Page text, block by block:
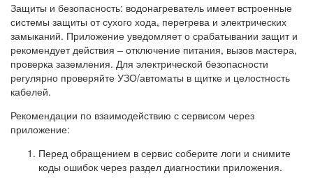
Защиты и безопасность: водонагреватель имеет встроенные
системы защиты от сухого хода, перегрева и электрических
замыканий. Приложение уведомляет о срабатывании защит и
рекомендует действия – отключение питания, вызов мастера,
проверка заземления. Для электрической безопасности
регулярно проверяйте УЗО/автоматы в щитке и целостность
кабелей.
Рекомендации по взаимодействию с сервисом через
приложение:
Перед обращением в сервис соберите логи и снимите
коды ошибок через раздел диагностики приложения.